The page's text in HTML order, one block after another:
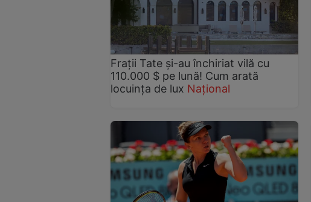
Fraţii Tate şi-au închiriat vilă cu
110.000 $ pe lună! Cum arată
locuința de lux Național